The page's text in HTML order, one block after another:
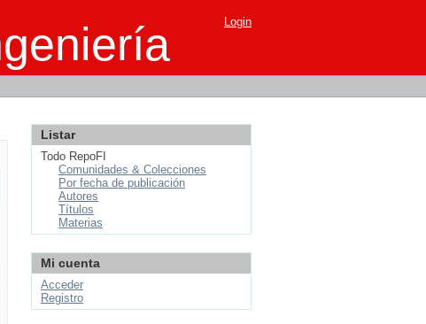
Login
Listar
Todo RepoFI
Comunidades & Colecciones
Por fecha de publicación
Autores
Títulos
Materias
Mi cuenta
Acceder
Registro